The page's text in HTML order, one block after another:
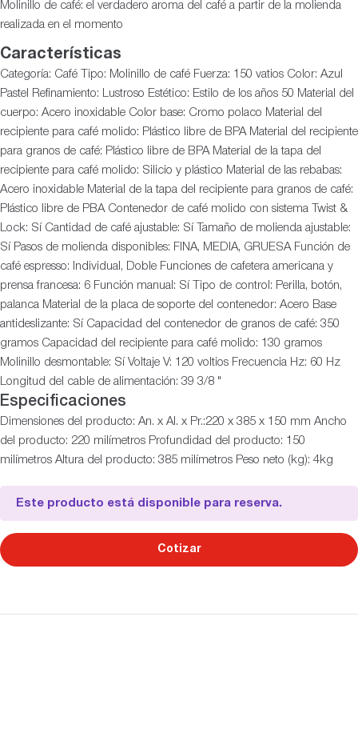
Molinillo de café: el verdadero aroma del café a partir de la molienda
realizada en el momento
Características
Categoría: Café Tipo: Molinillo de café Fuerza: 150 vatios Color: Azul
Pastel Refinamiento: Lustroso Estético: Estilo de los años 50 Material del
cuerpo: Acero inoxidable Color base: Cromo polaco Material del
recipiente para café molido: Plástico libre de BPA Material del recipiente
para granos de café: Plástico libre de BPA Material de la tapa del
recipiente para café molido: Silicio y plástico Material de las rebabas:
Acero inoxidable Material de la tapa del recipiente para granos de café:
Plástico libre de PBA Contenedor de café molido con sistema Twist &
Lock: Sí Cantidad de café ajustable: Sí Tamaño de molienda ajustable:
Sí Pasos de molienda disponibles: FINA, MEDIA, GRUESA Función de
café espresso: Individual, Doble Funciones de cafetera americana y
prensa francesa: 6 Función manual: Sí Tipo de control: Perilla, botón,
palanca Material de la placa de soporte del contenedor: Acero Base
antideslizante: Sí Capacidad del contenedor de granos de café: 350
gramos Capacidad del recipiente para café molido: 130 gramos
Molinillo desmontable: Sí Voltaje V: 120 voltios Frecuencia Hz: 60 Hz
Longitud del cable de alimentación: 39 3/8 "
Especificaciones
Dimensiones del producto: An. x Al. x Pr.:220 x 385 x 150 mm Ancho
del producto: 220 milímetros Profundidad del producto: 150
milímetros Altura del producto: 385 milímetros Peso neto (kg): 4kg
Este producto está disponible para reserva.
Cotizar